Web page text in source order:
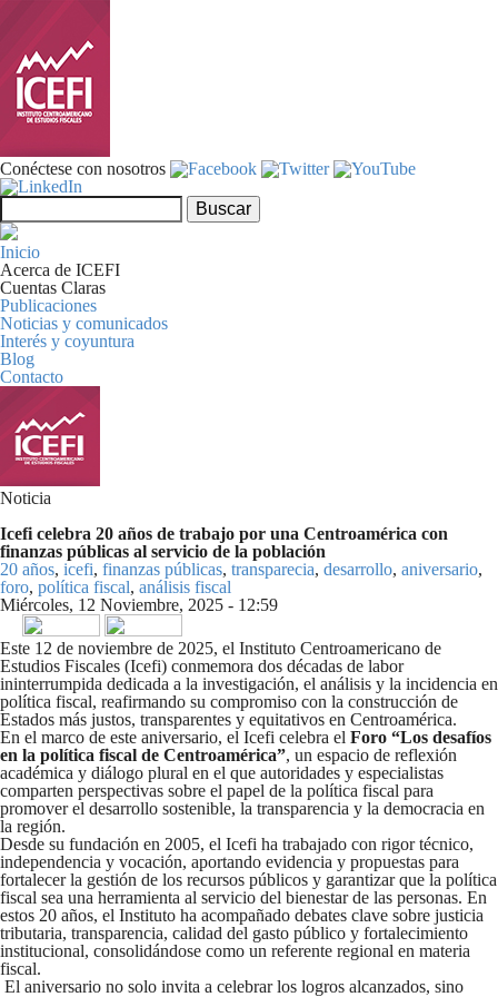
Conéctese con nosotros
Formulario de búsqueda
Buscar
Inicio
Acerca de ICEFI
Cuentas Claras
Publicaciones
Noticias y comunicados
Interés y coyuntura
Blog
Contacto
Noticia
Icefi celebra 20 años de trabajo por una Centroamérica con
finanzas públicas al servicio de la población
20 años, icefi, finanzas públicas, transparecia, desarrollo, aniversario,
foro, política fiscal, análisis fiscal
Miércoles, 12 Noviembre, 2025 - 12:59
Share on Facebook
Tweet Widget
Linkedin Share Button
Este 12 de noviembre de 2025, el Instituto Centroamericano de
Estudios Fiscales (Icefi) conmemora dos décadas de labor
ininterrumpida dedicada a la investigación, el análisis y la incidencia en
política fiscal, reafirmando su compromiso con la construcción de
Estados más justos, transparentes y equitativos en Centroamérica.
En el marco de este aniversario, el Icefi celebra el Foro “Los desafíos
en la política fiscal de Centroamérica”, un espacio de reflexión
académica y diálogo plural en el que autoridades y especialistas
comparten perspectivas sobre el papel de la política fiscal para
promover el desarrollo sostenible, la transparencia y la democracia en
la región.
Desde su fundación en 2005, el Icefi ha trabajado con rigor técnico,
independencia y vocación, aportando evidencia y propuestas para
fortalecer la gestión de los recursos públicos y garantizar que la política
fiscal sea una herramienta al servicio del bienestar de las personas. En
estos 20 años, el Instituto ha acompañado debates clave sobre justicia
tributaria, transparencia, calidad del gasto público y fortalecimiento
institucional, consolidándose como un referente regional en materia
fiscal.
El aniversario no solo invita a celebrar los logros alcanzados, sino